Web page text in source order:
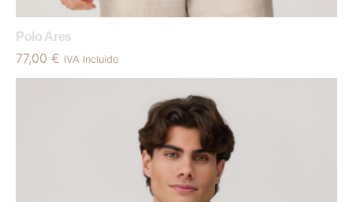
Polo Ares
77,00 € IVA Incluido